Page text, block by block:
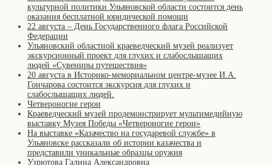
культурной политики Ульяновской области состоится день
оказания бесплатной юридической помощи
22 августа – День Государственного флага Российской
Федерации
Ульяновский областной краеведческий музей реализует
экскурсионный проект для глухих и слабослышащих
людей «Сувениры путешествия»
20 августа в Историко-мемориальном центре-музее И.А.
Гончарова состоится экскурсия для глухих и
слабослышащих людей.
Четвероногие герои
Краеведческий музей продемонстрирует мультимедийную
выставку Музея Победы «Четвероногие герои»
На выставке «Казачество на государевой службе» в
Ульяновске рассказали об истории казачества и
представили уникальные образцы оружия
Узрютова Галина Александровна